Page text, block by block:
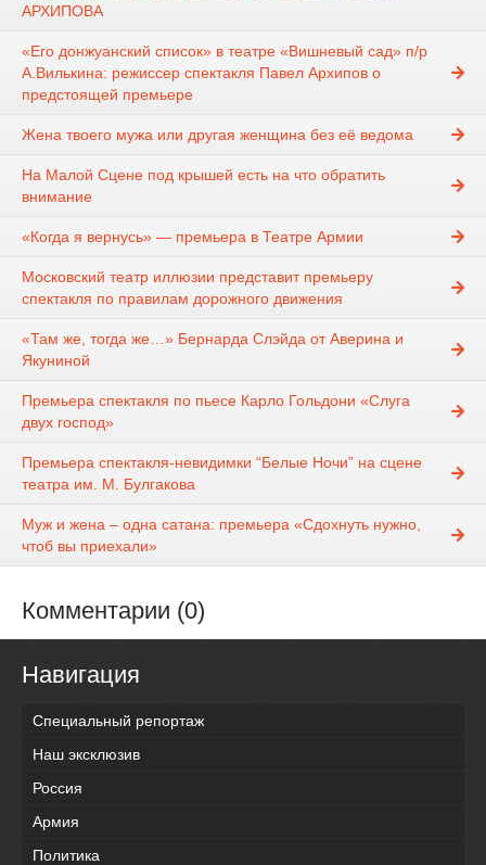
АРХИПОВА
«Его донжуанский список» в театре «Вишневый сад» п/р
А.Вилькина: режиссер спектакля Павел Архипов о
предстоящей премьере
Жена твоего мужа или другая женщина без её ведома
На Малой Сцене под крышей есть на что обратить
внимание
«Когда я вернусь» — премьера в Театре Армии
Московский театр иллюзии представит премьеру
спектакля по правилам дорожного движения
«Там же, тогда же…» Бернарда Слэйда от Аверина и
Якуниной
Премьера спектакля по пьесе Карло Гольдони «Слуга
двух господ»
Премьера спектакля-невидимки “Белые Ночи” на сцене
театра им. М. Булгакова
Муж и жена – одна сатана: премьера «Сдохнуть нужно,
чтоб вы приехали»
Комментарии (0)
Навигация
Специальный репортаж
Наш эксклюзив
Россия
Армия
Политика